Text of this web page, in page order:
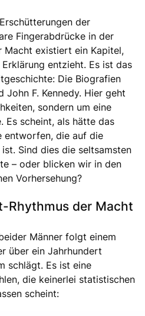
der
Fingerabdrücke in der
Macht existiert ein Kapitel,
entzieht. Es ist das
Die Biografien
John F. Kennedy. Hier geht
sondern um eine
Es scheint, als hätte das
entworfen, die auf die
Sind dies die seltsamsten
– oder blicken wir in den
Vorhersehung?
Rhythmus der Macht
Männer folgt einem
über ein Jahrhundert
schlägt. Es ist eine
die keinerlei statistischen
scheint: